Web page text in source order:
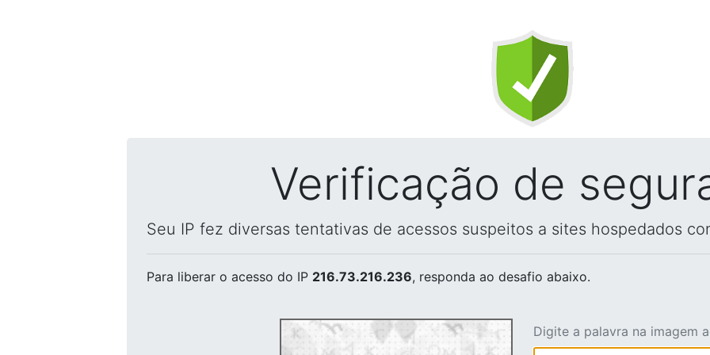
Verificação de
Seu IP fez diversas tentativas de acessos suspeitos a sites hospedados
Para liberar o acesso do IP 216.73.216.236, responda ao desafio abaixo.
Digite a palavra na imagem